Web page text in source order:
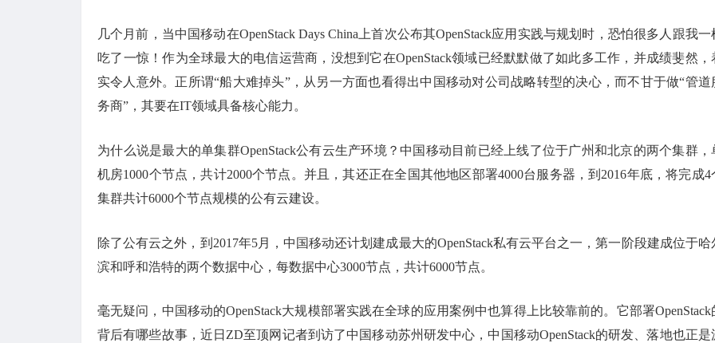
几个月前，当中国移动在OpenStack Days China上首次公布其OpenStack应用实践与规划时，恐怕很多人跟我一
吃了一惊！作为全球最大的电信运营商，没想到它在OpenStack领域已经默默做了如此多工作，并成绩斐然，
实令人意外。正所谓“船大难掉头”，从另一方面也看得出中国移动对公司战略转型的决心，而不甘于做“管道
务商”，其要在IT领域具备核心能力。
为什么说是最大的单集群OpenStack公有云生产环境？中国移动目前已经上线了位于广州和北京的两个集群，
机房1000个节点，共计2000个节点。并且，其还正在全国其他地区部署4000台服务器，到2016年底，将完成4
集群共计6000个节点规模的公有云建设。
除了公有云之外，到2017年5月，中国移动还计划建成最大的OpenStack私有云平台之一，第一阶段建成位于哈
滨和呼和浩特的两个数据中心，每数据中心3000节点，共计6000节点。
毫无疑问，中国移动的OpenStack大规模部署实践在全球的应用案例中也算得上比较靠前的。它部署OpenStack
背后有哪些故事，近日ZD至顶网记者到访了中国移动苏州研发中心，中国移动OpenStack的研发、落地也正是